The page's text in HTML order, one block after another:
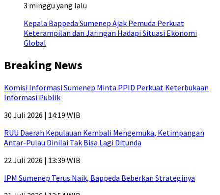
3 minggu yang lalu
Kepala Bappeda Sumenep Ajak Pemuda Perkuat
Keterampilan dan Jaringan Hadapi Situasi Ekonomi
Global
Breaking News
Komisi Informasi Sumenep Minta PPID Perkuat Keterbukaan
Informasi Publik
30 Juli 2026 | 14:19 WIB
RUU Daerah Kepulauan Kembali Mengemuka, Ketimpangan
Antar-Pulau Dinilai Tak Bisa Lagi Ditunda
22 Juli 2026 | 13:39 WIB
IPM Sumenep Terus Naik, Bappeda Beberkan Strateginya